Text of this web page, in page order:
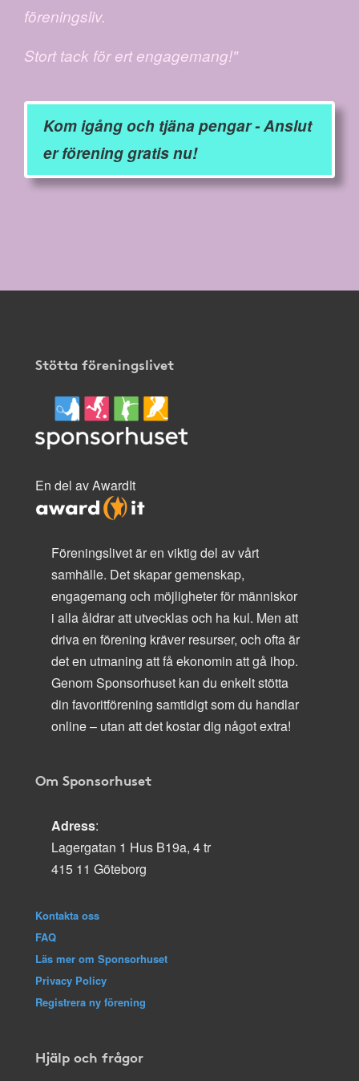
föreningsliv.
Stort tack för ert engagemang!"
Kom igång och tjäna pengar - Anslut
er förening gratis nu!
Stötta föreningslivet
En del av AwardIt
Föreningslivet är en viktig del av vårt
samhälle. Det skapar gemenskap,
engagemang och möjligheter för människor
i alla åldrar att utvecklas och ha kul. Men att
driva en förening kräver resurser, och ofta är
det en utmaning att få ekonomin att gå ihop.
Genom Sponsorhuset kan du enkelt stötta
din favoritförening samtidigt som du handlar
online – utan att det kostar dig något extra!
Om Sponsorhuset
Adress:
Lagergatan 1 Hus B19a, 4 tr
415 11 Göteborg
Kontakta oss
FAQ
Läs mer om Sponsorhuset
Privacy Policy
Registrera ny förening
Hjälp och frågor